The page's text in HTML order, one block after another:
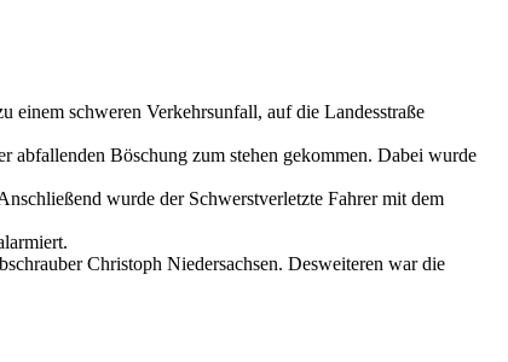
einem schweren Verkehrsunfall, auf die Landesstraße
abfallenden Böschung zum stehen gekommen. Dabei wurde
wurde der Schwerstverletzte Fahrer mit dem
Christoph Niedersachsen. Desweiteren war die